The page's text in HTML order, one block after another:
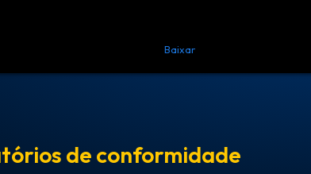
Baixar
de conformidade